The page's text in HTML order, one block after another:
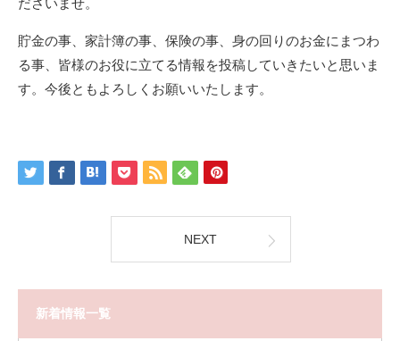
ださいませ。
貯金の事、家計簿の事、保険の事、身の回りのお金にまつわ
る事、皆様のお役に立てる情報を投稿していきたいと思いま
す。今後ともよろしくお願いいたします。
NEXT
新着情報一覧